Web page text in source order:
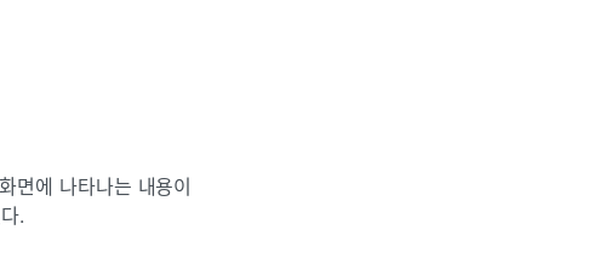
면에 나타나는 내용이
.